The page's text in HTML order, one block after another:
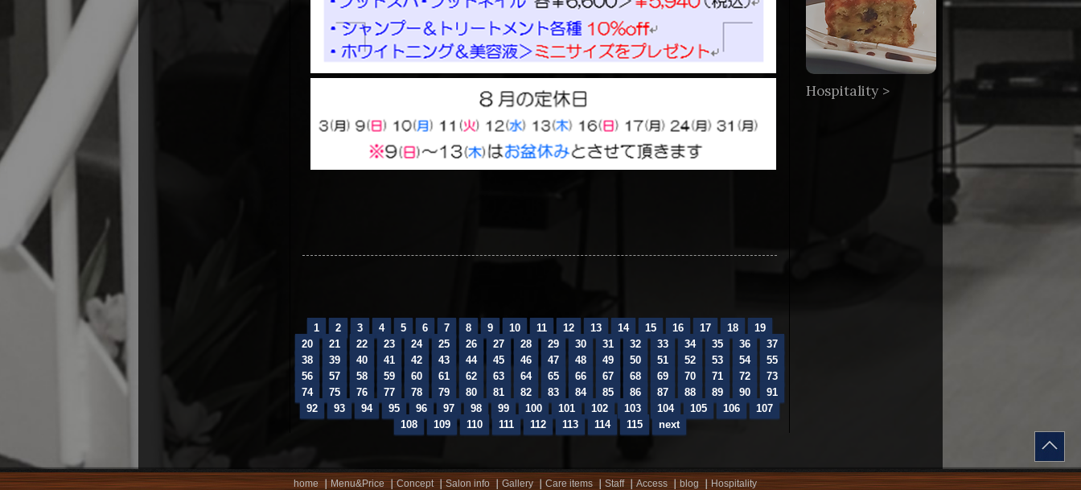
1 2 3 4 5 6 7 8 9 10 11 12 13 14 15 16 17 18
19
20
21 22 23 24 25 26 27 28 29 30 31 32 33 34 35 36
37
38
39 40 41 42 43 44 45 46 47 48 49 50 51 52 53 54
55
56
57 58 59 60 61 62 63 64 65 66 67 68 69 70 71 72
73
74
75 76 77 78 79 80 81 82 83 84 85 86 87 88 89 90
91
92
93 94 95 96 97 98 99 100 101 102 103 104 105 106
107
108
109 110 111 112 113 114 115 next
Hospitality >
home Menu&Price Concept Salon info Gallery Care items Staff Access blog Hospitality